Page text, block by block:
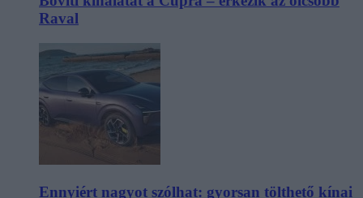
Raval
Ennyiért nagyot szólhat: gyorsan tölthető kínai